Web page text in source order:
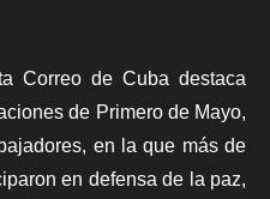
Correo de Cuba destaca
de Primero de Mayo,
en la que más de
en defensa de la paz,